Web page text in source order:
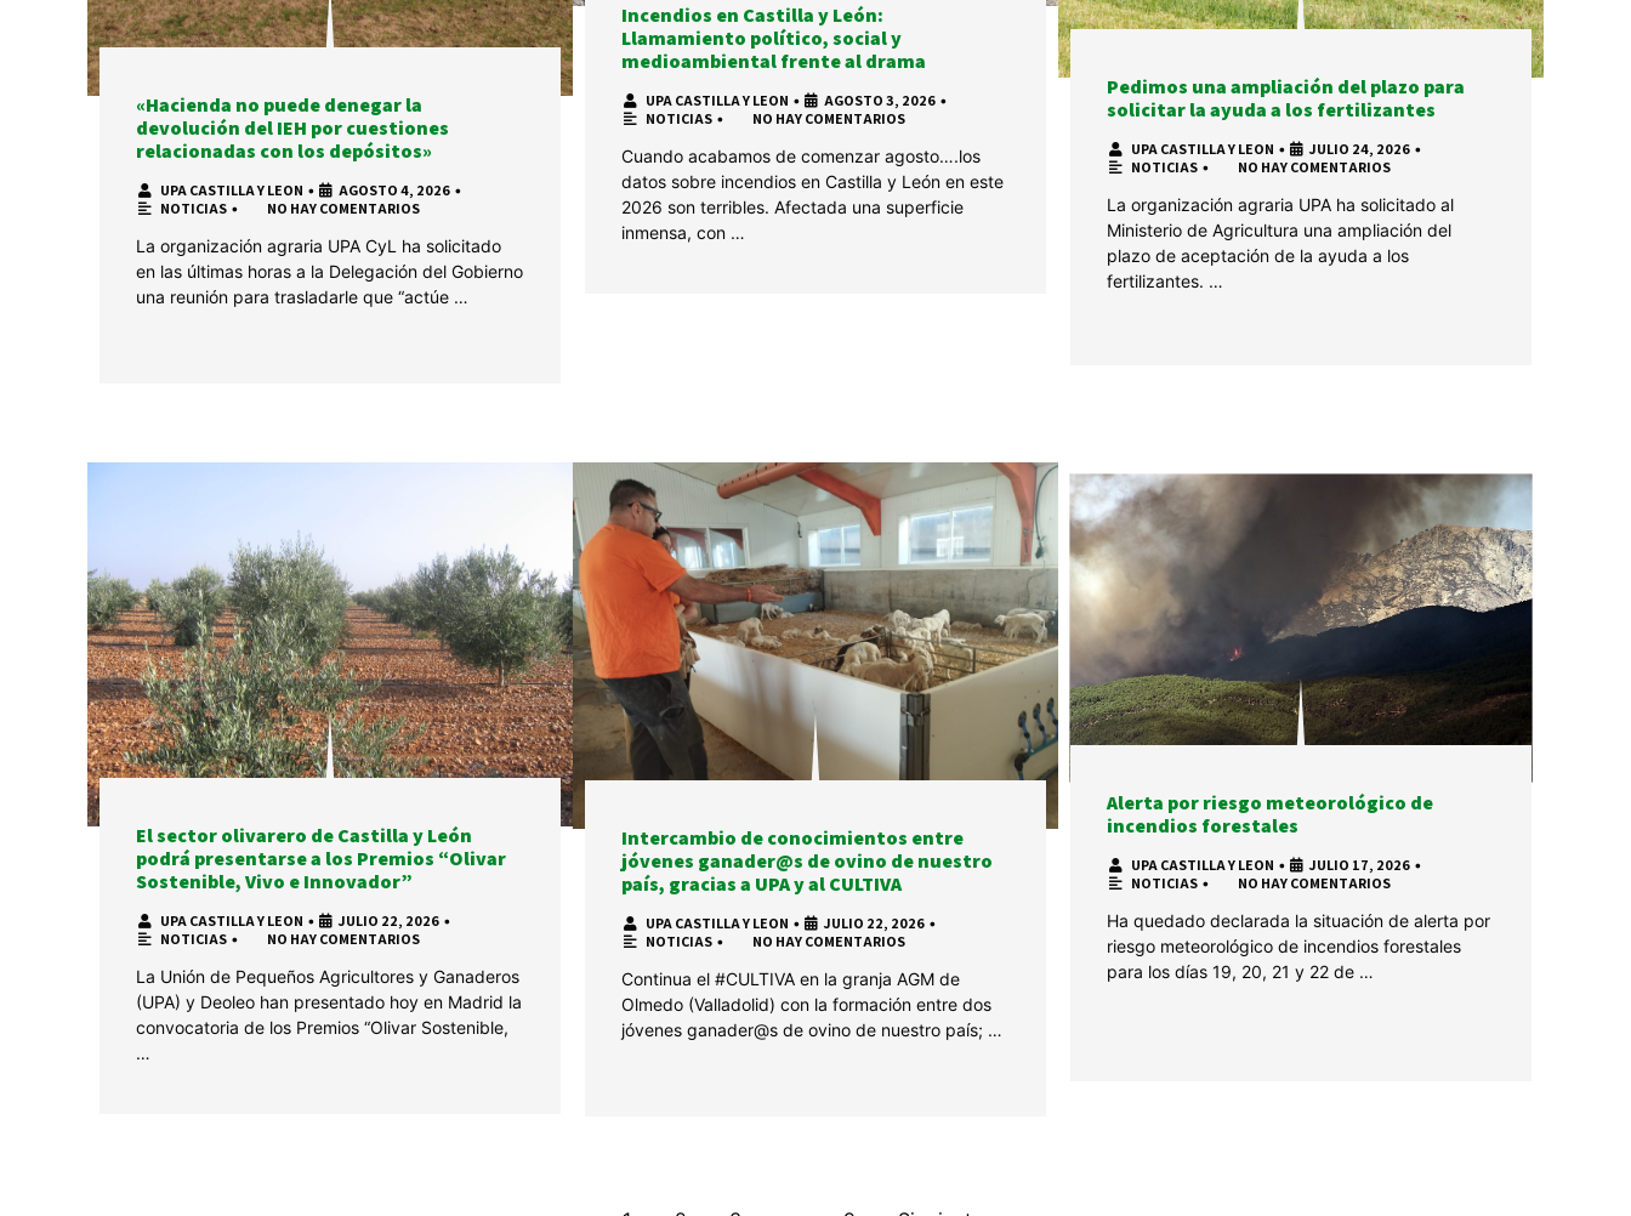
«Hacienda no puede denegar la
devolución del IEH por cuestiones
relacionadas con los depósitos»
UPA CASTILLA Y LEON • AGOSTO 4, 2026 •
NOTICIAS • NO HAY COMENTARIOS
La organización agraria UPA CyL ha solicitado
en las últimas horas a la Delegación del Gobierno
una reunión para trasladarle que “actúe …
Incendios en Castilla y León:
Llamamiento político, social y
medioambiental frente al drama
UPA CASTILLA Y LEON • AGOSTO 3, 2026 •
NOTICIAS • NO HAY COMENTARIOS
Cuando acabamos de comenzar agosto….los
datos sobre incendios en Castilla y León en este
2026 son terribles. Afectada una superficie
inmensa, con …
Pedimos una ampliación del plazo para
solicitar la ayuda a los fertilizantes
UPA CASTILLA Y LEON • JULIO 24, 2026 •
NOTICIAS • NO HAY COMENTARIOS
La organización agraria UPA ha solicitado al
Ministerio de Agricultura una ampliación del
plazo de aceptación de la ayuda a los
fertilizantes. …
El sector olivarero de Castilla y León
podrá presentarse a los Premios “Olivar
Sostenible, Vivo e Innovador”
UPA CASTILLA Y LEON • JULIO 22, 2026 •
NOTICIAS • NO HAY COMENTARIOS
La Unión de Pequeños Agricultores y Ganaderos
(UPA) y Deoleo han presentado hoy en Madrid la
convocatoria de los Premios “Olivar Sostenible,
…
Intercambio de conocimientos entre
jóvenes ganader@s de ovino de nuestro
país, gracias a UPA y al CULTIVA
UPA CASTILLA Y LEON • JULIO 22, 2026 •
NOTICIAS • NO HAY COMENTARIOS
Continua el #CULTIVA en la granja AGM de
Olmedo (Valladolid) con la formación entre dos
jóvenes ganader@s de ovino de nuestro país; …
Alerta por riesgo meteorológico de
incendios forestales
UPA CASTILLA Y LEON • JULIO 17, 2026 •
NOTICIAS • NO HAY COMENTARIOS
Ha quedado declarada la situación de alerta por
riesgo meteorológico de incendios forestales
para los días 19, 20, 21 y 22 de …